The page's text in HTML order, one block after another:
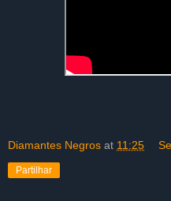
Diamantes Negros at 11:25
Partilhar